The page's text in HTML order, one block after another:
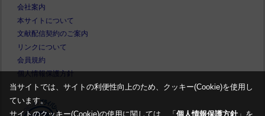
会社案内
本サイトについて
文献配信契約のご案内
リンクについて
会員規約
個人情報保護方針
当サイトでは、サイトの利便性向上のため、クッキー(Cookie)を使用し
ています。
サイトのクッキー(Cookie)の使用に関しては、「 個人情報保護方針」を